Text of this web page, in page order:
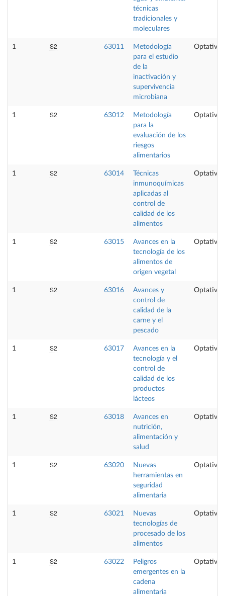
técnicas
tradicionales y
moleculares
1 S2 63011
Metodología
para el estudio
de la
inactivación y
supervivencia
microbiana
Optativa
1 S2 63012
Metodología
para la
evaluación de los
riesgos
alimentarios
Optativa
1 S2 63014
Técnicas
inmunoquímicas
aplicadas al
control de
calidad de los
alimentos
Optativa
1 S2 63015
Avances en la
tecnología de los
alimentos de
origen vegetal
Optativa
1 S2 63016
Avances y
control de
calidad de la
carne y el
pescado
Optativa
1 S2 63017
Avances en la
tecnología y el
control de
calidad de los
productos
lácteos
Optativa
1 S2 63018
Avances en
nutrición,
alimentación y
salud
Optativa
1 S2 63020
Nuevas
herramientas en
seguridad
alimentaria
Optativa
1 S2 63021
Nuevas
tecnologías de
procesado de los
alimentos
Optativa
1 S2 63022
Peligros
emergentes en la
cadena
alimentaria
Optativa